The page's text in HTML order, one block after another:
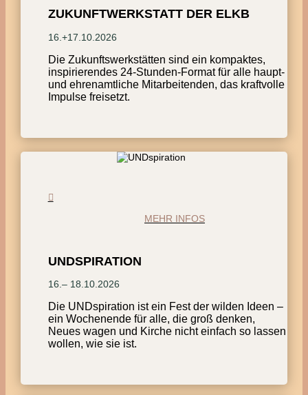
ZUKUNFTWERKSTATT DER ELKB
16.+17.10.2026
Die Zukunftswerkstätten sind ein kompaktes,
inspirierendes 24-Stunden-Format für alle haupt-
und ehrenamtliche Mitarbeitenden, das kraftvolle
Impulse freisetzt.
MEHR INFOS
UNDSPIRATION
16.– 18.10.2026
Die UNDspiration ist ein Fest der wilden Ideen –
ein Wochenende für alle, die groß denken,
Neues wagen und Kirche nicht einfach so lassen
wollen, wie sie ist.